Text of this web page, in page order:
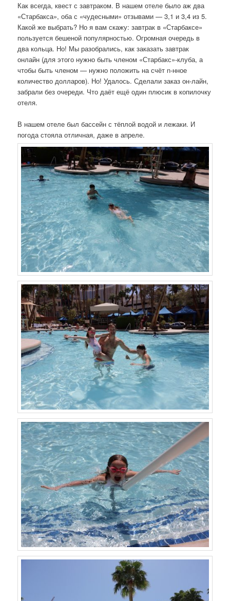
Как всегда, квест с завтраком. В нашем отеле было аж два
«Старбакса», оба с «чудесными» отзывами — 3,1 и 3,4 из 5.
Какой же выбрать? Но я вам скажу: завтрак в «Старбаксе»
пользуется бешеной популярностью. Огромная очередь в
два кольца. Но! Мы разобрались, как заказать завтрак
онлайн (для этого нужно быть членом «Старбакс»-клуба, а
чтобы быть членом — нужно положить на счёт n-нное
количество долларов). Но! Удалось. Сделали заказ он-лайн,
забрали без очереди. Что даёт ещё один плюсик в копилочку
отеля.
В нашем отеле был бассейн с тёплой водой и лежаки. И
погода стояла отличная, даже в апреле.